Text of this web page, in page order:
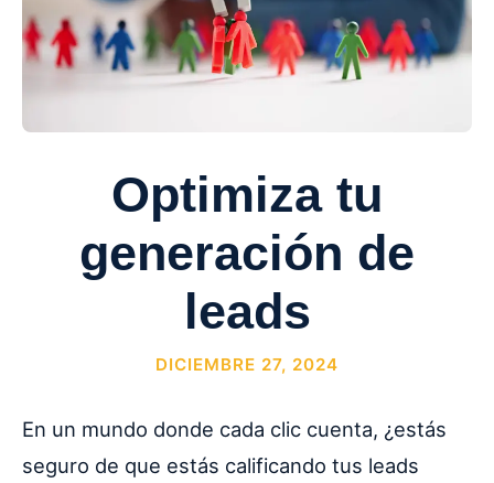
Optimiza tu
generación de
leads
DICIEMBRE 27, 2024
En un mundo donde cada clic cuenta, ¿estás
seguro de que estás calificando tus leads